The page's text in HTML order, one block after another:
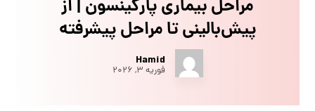
مراحل بیماری پارکینسون | از
پیش‌بالینی تا مراحل پیشرفته
Hamid
فوریه ۳, ۲۰۲۶